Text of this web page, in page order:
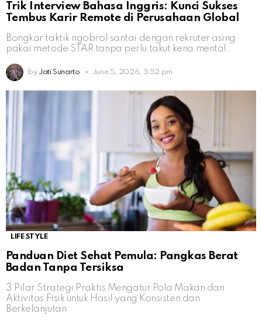
Trik Interview Bahasa Inggris: Kunci Sukses
Tembus Karir Remote di Perusahaan Global
Bongkar taktik ngobrol santai dengan rekruter asing
pakai metode STAR tanpa perlu takut kena mental.
by Jati Sunarto June 5, 2026, 3:52 pm
LIFESTYLE
Panduan Diet Sehat Pemula: Pangkas Berat
Badan Tanpa Tersiksa
3 Pilar Strategi Praktis Mengatur Pola Makan dan
Aktivitas Fisik untuk Hasil yang Konsisten dan
Berkelanjutan